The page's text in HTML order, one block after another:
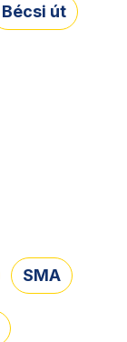
Bécsi út
SMA